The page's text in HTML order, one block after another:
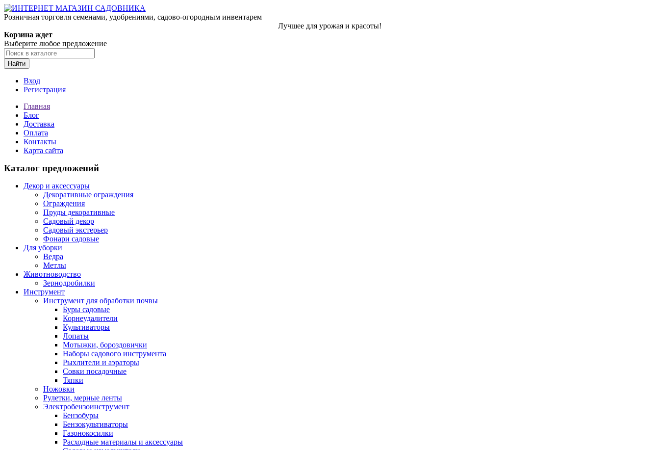
Розничная торговля семенами, удобрениями, садово-огородным инвентарем
Лучшее для урожая и красоты!
Корзина ждет
Выберите любое предложение
Найти
Вход
Регистрация
Главная
Блог
Доставка
Оплата
Контакты
Карта сайта
Каталог предложений
Декор и аксессуары
Декоративные ограждения
Ограждения
Пруды декоративные
Садовый декор
Садовый экстерьер
Фонари садовые
Для уборки
Ведра
Метлы
Животноводство
Зернодробилки
Инструмент
Инструмент для обработки почвы
Буры садовые
Корнеудалители
Культиваторы
Лопаты
Мотыжки, бороздовички
Наборы садового инструмента
Рыхлители и аэраторы
Совки посадочные
Тяпки
Ножовки
Рулетки, мерные ленты
Электробензоинструмент
Бензобуры
Бензокультиваторы
Газонокосилки
Расходные материалы и аксессуары